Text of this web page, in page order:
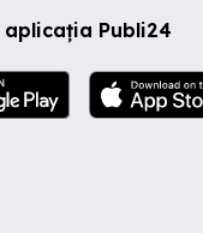
aplicația Publi24